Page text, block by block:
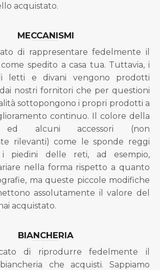
acquistato.
MECCANISMI
di rappresentare fedelmente il
spedito a casa tua. Tuttavia, i
letti e divani vengono prodotti
nostri fornitori che per questioni
sottopongono i propri prodotti a
continuo. Il colore della
ed alcuni accessori (non
rilevanti) come le sponde reggi
i piedini delle reti, ad esempio,
nella forma rispetto a quanto
ma queste piccole modifiche
assolutamente il valore del
acquistato.
BIANCHERIA
di riprodurre fedelmente il
che acquisti. Sappiamo